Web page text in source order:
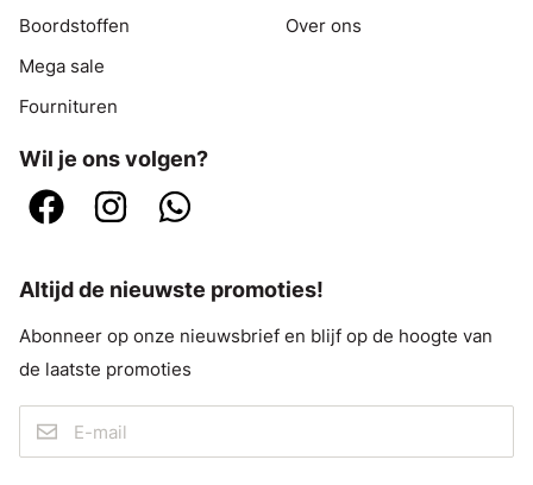
Boordstoffen
Mega sale
Fournituren
Over ons
Wil je ons volgen?
Altijd de nieuwste promoties!
Abonneer op onze nieuwsbrief en blijf op de hoogte van
de laatste promoties